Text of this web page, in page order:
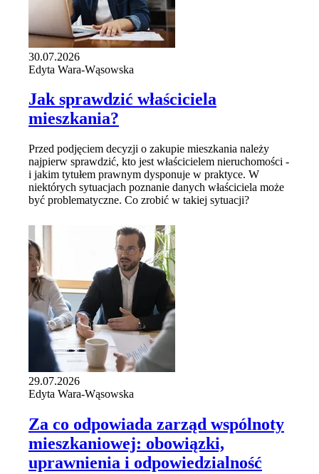
30.07.2026
Edyta Wara-Wąsowska
Jak sprawdzić właściciela
mieszkania?
Przed podjęciem decyzji o zakupie mieszkania należy
najpierw sprawdzić, kto jest właścicielem nieruchomości -
i jakim tytułem prawnym dysponuje w praktyce. W
niektórych sytuacjach poznanie danych właściciela może
być problematyczne. Co zrobić w takiej sytuacji?
29.07.2026
Edyta Wara-Wąsowska
Za co odpowiada zarząd wspólnoty
mieszkaniowej: obowiązki,
uprawnienia i odpowiedzialność